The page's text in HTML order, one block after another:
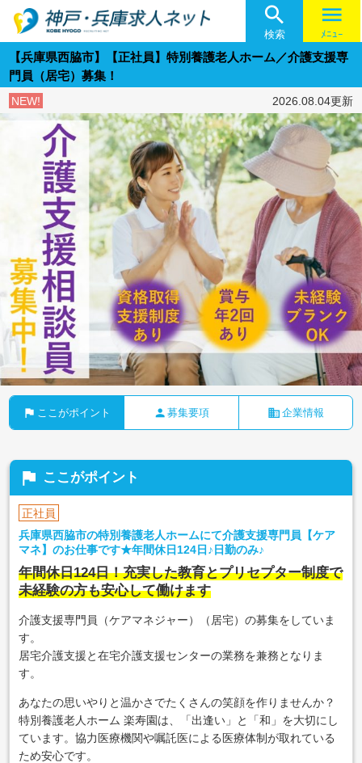

検索
menu
ﾒﾆｭｰ
【兵庫県西脇市】【正社員】特別養護老人ホーム／介護支援専
門員（居宅）募集！
NEW! 2026.08.04更新
flag ここがポイント person 募集要項 business 企業情報
flag ここがポイント
正社員
兵庫県西脇市の特別養護老人ホームにて介護支援専門員【ケア
マネ】のお仕事です★年間休日124日♪日勤のみ♪
年間休日124日！充実した教育とプリセプター制度で
未経験の方も安心して働けます
介護支援専門員（ケアマネジャー）（居宅）の募集をしていま
す。
居宅介護支援と在宅介護支援センターの業務を兼務となりま
す。
あなたの思いやりと温かさでたくさんの笑顔を作りませんか？
特別養護老人ホーム 楽寿園は、「出逢い」と「和」を大切にし
ています。協力医療機関や嘱託医による医療体制が取れている
ため安心です。